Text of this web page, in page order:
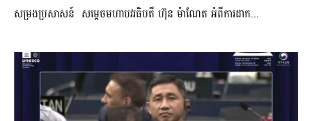
សម្រងប្រសាសន៍ សម្ដេចមហាបវរធិបតី ហ៊ុន ម៉ាណែត អំពីការដាក...